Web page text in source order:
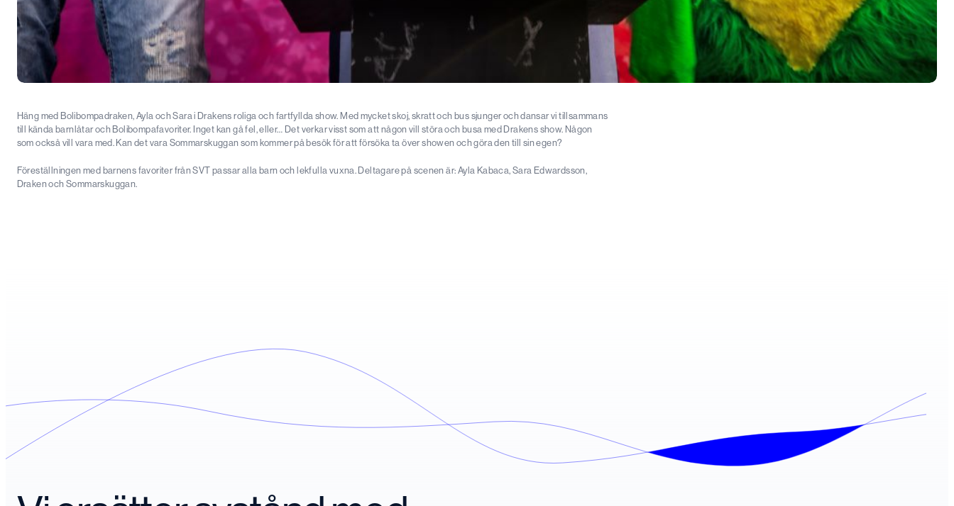
Häng med Bolibompadraken, Ayla och Sara i Drakens roliga och fartfyllda show. Med mycket skoj, skratt och bus sjunger och dansar vi tillsammans
till kända barnlåtar och Bolibompafavoriter. Inget kan gå fel, eller… Det verkar visst som att någon vill störa och busa med Drakens show. Någon
som också vill vara med. Kan det vara Sommarskuggan som kommer på besök för att försöka ta över showen och göra den till sin egen?
Föreställningen med barnens favoriter från SVT passar alla barn och lekfulla vuxna. Deltagare på scenen är: Ayla Kabaca, Sara Edwardsson,
Draken och Sommarskuggan.